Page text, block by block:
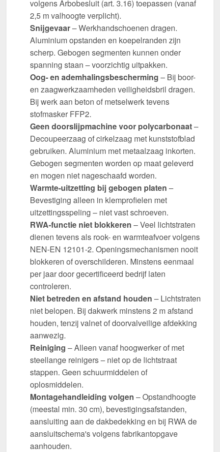
volgens Arbobesluit (art. 3.16) toepassen (vanaf
2,5 m valhoogte verplicht).
Snijgevaar– Werkhandschoenen dragen.
Aluminium opstanden en koepelranden zijn
scherp. Gebogen segmenten kunnen onder
spanning staan – voorzichtig uitpakken.
Oog- en ademhalingsbescherming – Bij boor-
en zaagwerkzaamheden veiligheidsbril dragen.
Bij werk aan beton of metselwerk tevens
stofmasker FFP2.
Geen doorslijpmachine voor polycarbonaat–
Decoupeerzaag of cirkelzaag met kunststofblad
gebruiken. Aluminium met metaalzaag inkorten.
Gebogen segmenten worden op maat geleverd
en mogen niet nageschaafd worden.
Warmte-uitzetting bij gebogen platen –
Bevestiging alleen in klemprofielen met
uitzettingsspeling – niet vast schroeven.
RWA-functie niet blokkeren – Veel lichtstraten
dienen tevens als rook- en warmteafvoer volgens
NEN-EN 12101-2. Openingsmechanismen nooit
blokkeren of overschilderen. Minstens eenmaal
per jaar door gecertificeerd bedrijf laten
controleren.
Niet betreden en afstand houden – Lichtstraten
niet belopen. Bij dakwerk minstens 2 m afstand
houden, tenzij valnet of doorvalveilige afdekking
aanwezig.
Reiniging – Alleen vanaf hoogwerker of met
steellange reinigers – niet op de lichtstraat
stappen. Geen schuurmiddelen of
oplosmiddelen.
Montagehandleiding volgen – Opstandhoogte
(meestal min. 30 cm), bevestigingsafstanden,
aansluiting aan de dakbedekking en bij RWA de
aansluitschema's volgens fabrikantopgave
aanhouden.